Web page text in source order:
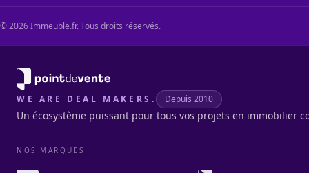
©2026Immeuble.fr. Tous droits réservés.
WE ARE DEAL MAKERS. Depuis 2010
Un écosystème puissant pour tous vos projets en immobilier
NOS MARQUES